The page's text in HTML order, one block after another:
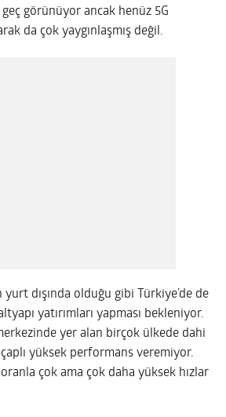
görünüyor ancak henüz 5G
da çok yaygınlaşmış değil.
dışında olduğu gibi Türkiye’de de
yatırımları yapması bekleniyor.
yer alan birçok ülkede dahi
yüksek performans veremiyor.
çok ama çok daha yüksek hızlar